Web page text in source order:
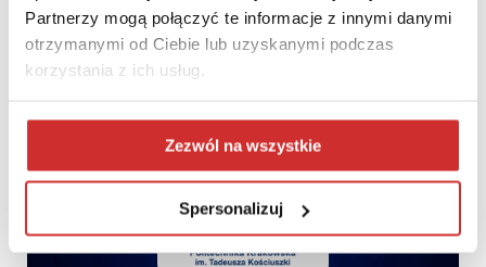
Partnerzy mogą połączyć te informacje z innymi danymi
otrzymanymi od Ciebie lub uzyskanymi podczas
korzystania z ich usług.
Zezwól na wszystkie
Spersonalizuj